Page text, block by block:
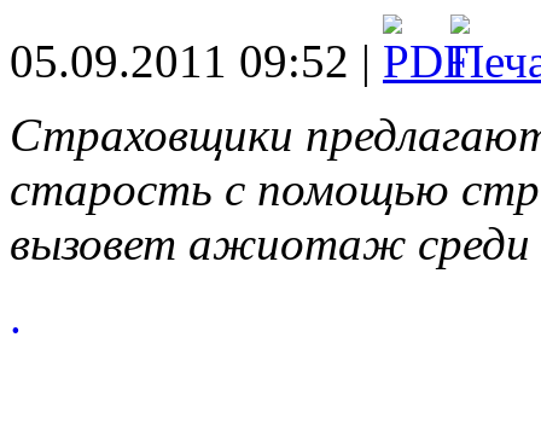
05.09.2011 09:52 |
Страховщики
старость с помощью
вызовет ажиотаж среди
.